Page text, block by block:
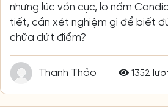
nhưng lúc vón cục, lo nấm
tiết, cần xét nghiệm gì để biết
chữa dứt điểm?
Thanh Thảo 1352